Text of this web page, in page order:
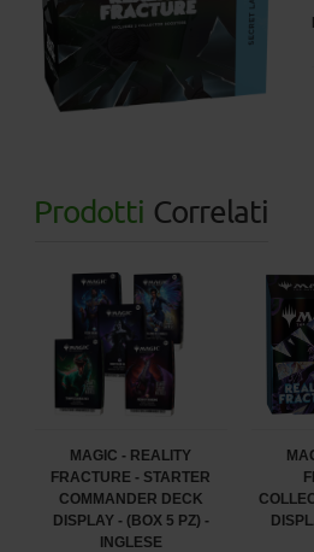
Prodotti Correlati
MAGIC - REALITY
FRACTURE - STARTER
COMMANDER DECK
DISPLAY - (BOX 5 PZ) -
INGLESE